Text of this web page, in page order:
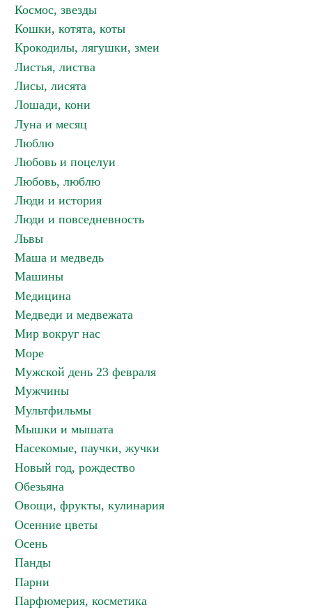
Космос, звезды
Кошки, котята, коты
Крокодилы, лягушки, змеи
Листья, листва
Лисы, лисята
Лошади, кони
Луна и месяц
Люблю
Любовь и поцелуи
Любовь, люблю
Люди и история
Люди и повседневность
Львы
Маша и медведь
Машины
Медицина
Медведи и медвежата
Мир вокруг нас
Море
Мужской день 23 февраля
Мужчины
Мультфильмы
Мышки и мышата
Насекомые, паучки, жучки
Новый год, рождество
Обезьяна
Овощи, фрукты, кулинария
Осенние цветы
Осень
Панды
Парни
Парфюмерия, косметика